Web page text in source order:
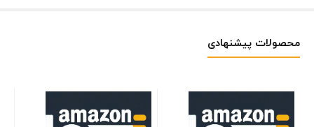
محصولات پیشنهادی